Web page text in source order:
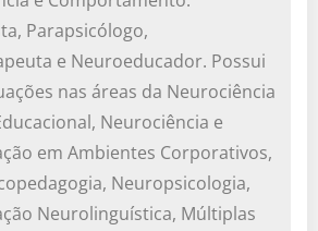
Parapsicólogo,
e Neuroeducador. Possui
nas áreas da Neurociência
Neurociência e
em Ambientes Corporativos,
Neuropsicologia,
Neurolinguística, Múltiplas